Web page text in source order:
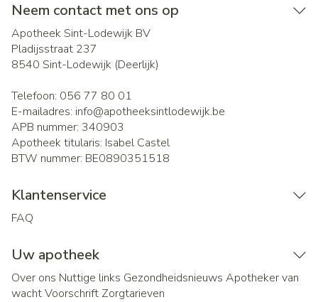
Neem contact met ons op
Apotheek Sint-Lodewijk BV
Pladijsstraat 237
8540 Sint-Lodewijk (Deerlijk)
Telefoon: 056 77 80 01
E-mailadres: info@apotheeksintlodewijk.be
APB nummer: 340903
Apotheek titularis: Isabel Castel
BTW nummer: BE0890351518
Klantenservice
FAQ
Uw apotheek
Over ons Nuttige links Gezondheidsnieuws Apotheker van
wachtVoorschrift Zorgtarieven